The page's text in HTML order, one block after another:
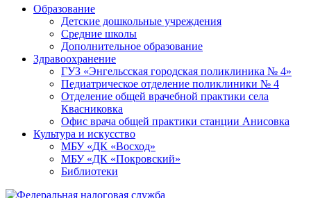
Образование
Детские дошкольные учреждения
Средние школы
Дополнительное образование
Здравоохранение
ГУЗ «Энгельсская городская поликлиника № 4»
Педиатрическое отделение поликлиники № 4
Отделение общей врачебной практики села
Квасниковка
Офис врача общей практики станции Анисовка
Культура и искусство
МБУ «ДК «Восход»
МБУ «ДК «Покровский»
Библиотеки